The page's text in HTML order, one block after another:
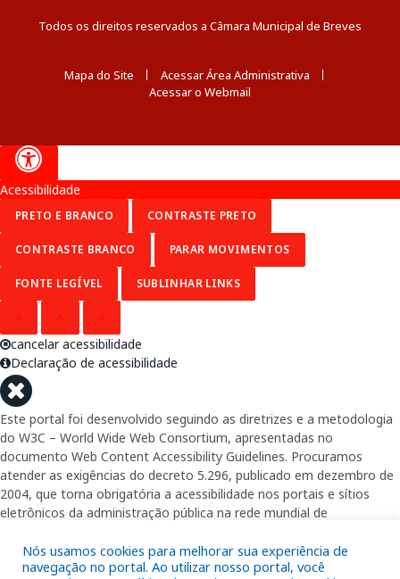
Todos os direitos reservados a Câmara Municipal de Breves
Mapa do Site
Acessar Área Administrativa
Acessar o Webmail
Nós usamos cookies para melhorar sua experiência de
navegação no portal. Ao utilizar nosso portal, você
Acessibilidade
PRETO E BRANCO CONTRASTE PRETO
CONTRASTE BRANCO PARAR MOVIMENTOS
FONTE LEGÍVEL SUBLINHAR LINKS
cancelar acessibilidade
Declaração de acessibilidade
Este portal foi desenvolvido seguindo as diretrizes e a metodologia
do W3C – World Wide Web Consortium, apresentadas no
documento Web Content Accessibility Guidelines. Procuramos
atender as exigências do decreto 5.296, publicado em dezembro de
2004, que torna obrigatória a acessibilidade nos portais e sítios
eletrônicos da administração pública na rede mundial de
garantindo-lhes o pleno acesso aos conteúdos disponíveis.